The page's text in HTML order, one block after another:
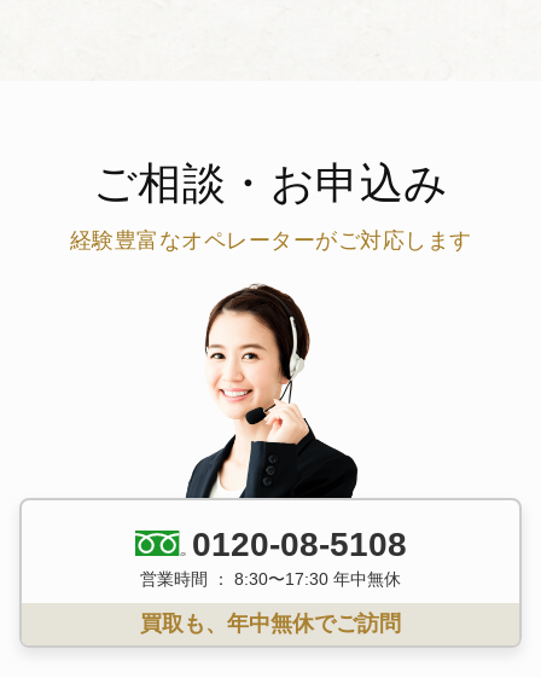
ご相談・お申込み
経験豊富なオペレーターがご対応します
0120-08-5108
営業時間 ： 8:30〜17:30 年中無休
買取も、年中無休でご訪問